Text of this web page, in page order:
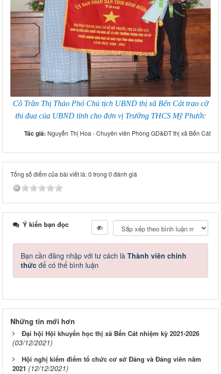
Cô Trần Thị Thảo Phó Chủ tịch UBND thị xã Bến Cát trao cờ
thi đua của UBND tỉnh cho đơn vị Trường THCS Mỹ Phước
Tác giả: Nguyễn Thị Hoa - Chuyên viên Phòng GD&ĐT thị xã Bến Cát
Tổng số điểm của bài viết là: 0 trong 0 đánh giá
Ý kiến bạn đọc
Bạn cần đăng nhập với tư cách là Thành viên chính
thức để có thể bình luận
Những tin mới hơn
Đại hội Hội khuyến học thị xã Bến Cát nhiệm kỳ 2021-2026
(03/12/2021)
Hội nghị kiểm điểm tổ chức cơ sở Đảng và Đảng viên năm
2021 (12/12/2021)